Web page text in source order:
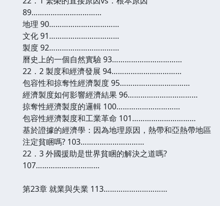
89……………………………
地理 90……………………………
文化 91……………………………
製度 92……………………………
曆史上的一個自然實驗 93……………………………
22．2 製度和經濟發展 94……………………………
包容性和掠奪性經濟製度 95……………………………
經濟製度如何影響經濟結果 96……………………………
掠奪性經濟製度的邏輯 100…………………………
包容性經濟製度和工業革命 101…………………………
基於證據的經濟學：因為地理原因，熱帶和亞熱帶地區
注定貧睏嗎? 103…………………………
22．3 外國援助是世界貧睏的解決之道嗎?
107…………………………
第23章 就業與失業 113…………………………